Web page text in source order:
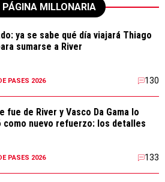
MILLONARIA
ya se sabe qué día viajará Thiago
sumarse a River
PASES 2026 130
fue de River y Vasco Da Gama lo
como nuevo refuerzo: los detalles
PASES 2026 133